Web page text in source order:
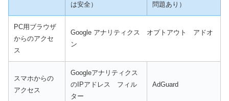
は安全）
問題あり）
PC用ブラウザ
からのアクセ
ス
Google アナリティクス オプトアウト アドオ
ン
スマホからの
アクセス
Googleアナリティクス
のIPアドレス フィル
ター
AdGuard